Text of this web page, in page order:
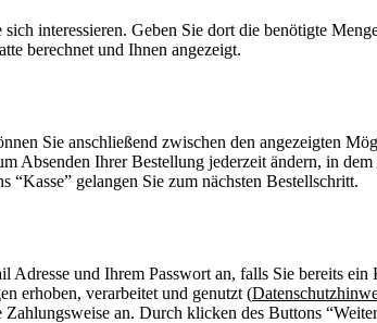
interessieren. Geben Sie dort die benötigte
berechnet und Ihnen angezeigt.
Sie anschließend zwischen den angezeigten
Absenden Ihrer Bestellung jederzeit ändern, in
gelangen Sie zum nächsten Bestellschritt.
Adresse und Ihrem Passwort an, falls Sie bereits
erhoben, verarbeitet und genutzt (
an. Durch klicken des Buttons